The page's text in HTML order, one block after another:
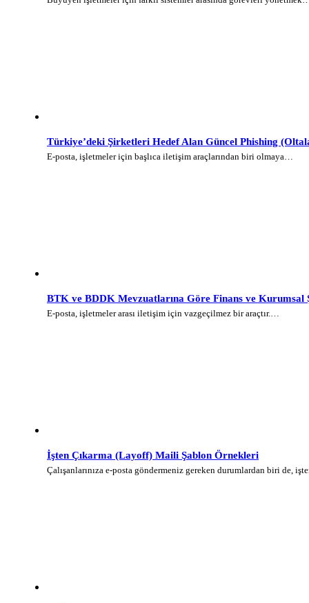
Türkiye’deki Şirketleri Hedef Alan Güncel Phishing
E-posta, işletmeler için başlıca iletişim araçlarından biri olmaya…
BTK ve BDDK Mevzuatlarına Göre Finans ve
E-posta, işletmeler arası iletişim için vazgeçilmez bir araçtır.…
İşten Çıkarma (Layoff) Maili Şablon Örnekleri
Çalışanlarınıza e-posta göndermeniz gereken durumlardan biri de,